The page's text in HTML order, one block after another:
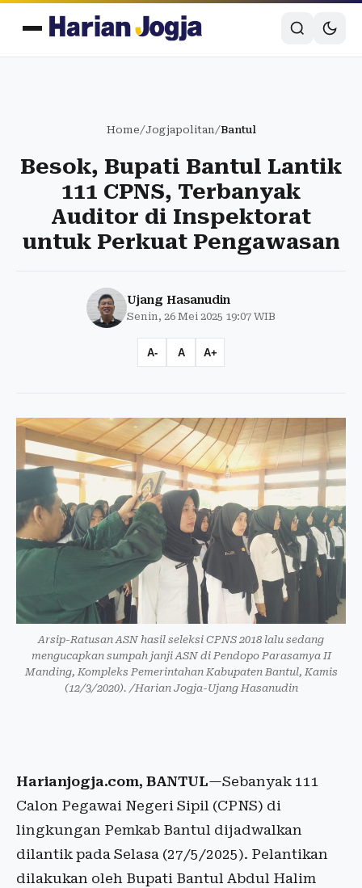
Home/Jogjapolitan/Bantul
Besok, Bupati Bantul Lantik
111 CPNS, Terbanyak
Auditor di Inspektorat
untuk Perkuat Pengawasan
Ujang Hasanudin
Senin, 26 Mei 2025 19:07 WIB
A- A A+
Arsip-Ratusan ASN hasil seleksi CPNS 2018 lalu sedang
mengucapkan sumpah janji ASN di Pendopo Parasamya II
Manding, Kompleks Pemerintahan Kabupaten Bantul, Kamis
(12/3/2020). /Harian Jogja-Ujang Hasanudin
Harianjogja.com, BANTUL—Sebanyak 111
Calon Pegawai Negeri Sipil (CPNS) di
lingkungan Pemkab Bantul dijadwalkan
dilantik pada Selasa (27/5/2025). Pelantikan
dilakukan oleh Bupati Bantul Abdul Halim